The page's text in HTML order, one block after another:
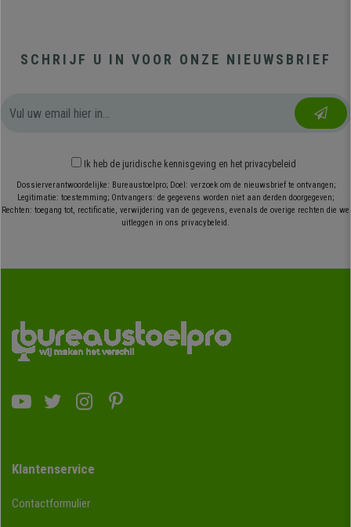
SCHRIJF U IN VOOR ONZE NIEUWSBRIEF
Ik heb de juridische kennisgeving en het privacybeleid
Dossierverantwoordelijke: Bureaustoelpro; Doel: verzoek om de nieuwsbrief te ontvangen;
Legitimatie: toestemming; Ontvangers: de gegevens worden niet aan derden doorgegeven;
Rechten: toegang tot, rectificatie, verwijdering van de gegevens, evenals de overige rechten die we
uitleggen in ons privacybeleid.
Klantenservice
Contactformulier